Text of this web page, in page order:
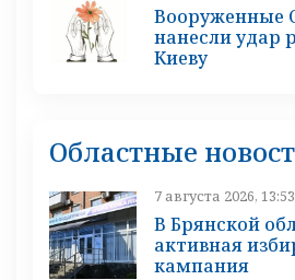
Вооруженные
нанесли удар
Киеву
Областные
7 августа 2026, 13:53
В Брянской
активная
кампания